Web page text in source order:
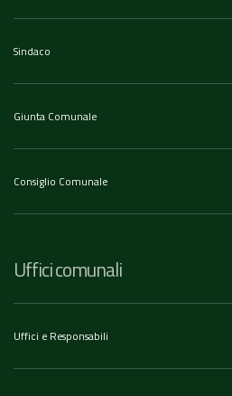
Sindaco
Giunta Comunale
Consiglio Comunale
Uffici comunali
Uffici e Responsabili